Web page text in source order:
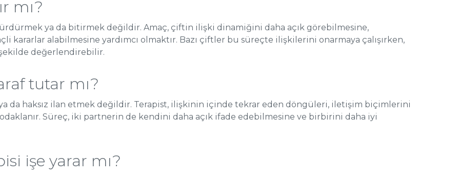
mı?
ya da bitirmek değildir. Amaç, çiftin ilişki dinamiğini daha açık görebilmesine,
kararlar alabilmesine yardımcı olmaktır. Bazı çiftler bu süreçte ilişkilerini onarmaya çalışırken,
değerlendirebilir.
tutar mı?
da haksız ilan etmek değildir. Terapist, ilişkinin içinde tekrar eden döngüleri, iletişim biçimlerini
Süreç, iki partnerin de kendini daha açık ifade edebilmesine ve birbirini daha iyi
işe yarar mı?